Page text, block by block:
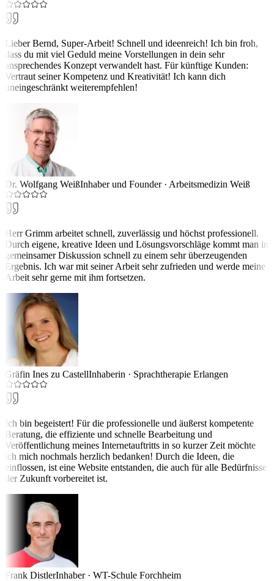
Lieber Bernd, Super-Arbeit! Schnell und ideenreich! Ich bin froh,
dass du mit viel Geduld meine Vorstellungen in dein sehr
ansprechendes Konzept verwandelt hast. Für künftige Kunden:
Vertraut seiner Kompetenz und Kreativität! Ich kann dich
uneingeschränkt weiterempfehlen!
Dr. Wolfgang WeißInhaber und Founder· Arbeitsmedizin Weiß
Herr Grimm arbeitet schnell, zuverlässig und höchst professionell.
Durch eigene, kreative Ideen und Lösungsvorschläge kommt man in
gemeinsamer Diskussion schnell zu einem sehr überzeugenden
Ergebnis. Ich war mit seiner Arbeit sehr zufrieden und werde meine
Arbeit sehr gerne mit ihm fortsetzen.
Gräfin Ines zu CastellInhaberin · Sprachtherapie Erlangen
Ich bin begeistert! Für die professionelle und äußerst kompetente
Beratung, die effiziente und schnelle Bearbeitung und
Veröffentlichung meines Internetauftritts in so kurzer Zeit möchte
ich mich nochmals herzlich bedanken! Durch die Ideen, die
einflossen, ist eine Website entstanden, die auch für alle Bedürfnisse
der Zukunft vorbereitet ist.
Frank DistlerInhaber· WT-Schule Forchheim